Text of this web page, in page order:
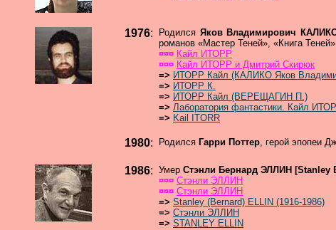
1976: Родился Яков Владимирович
романов «Мастер Теней», «Книга Теней».
¤¤¤ Кайл ИТОРР
¤¤¤ Кайл ИТОРР и Дмитрий Скирюк
=> ИТОРР Кайл (КАЛИКО Яков
=> ИТОРР К.
=> ИТОРР Кайл (ВЕРЕЩАГИН П.)
=> Лаборатория фантастики. Кайл
=> Kail ITORR
1980: Родился Гарри Поттер , герой эпопеи
1986: Умер Стэнли Бернард ЭЛЛИН [Stanley
¤¤¤ Стэнли ЭЛЛИН
¤¤¤ Стэнли ЭЛЛИН
=> Stanley (Bernard) ELLIN (1916-1986)
=> Стэнли ЭЛЛИН
=> STANLEY ELLIN